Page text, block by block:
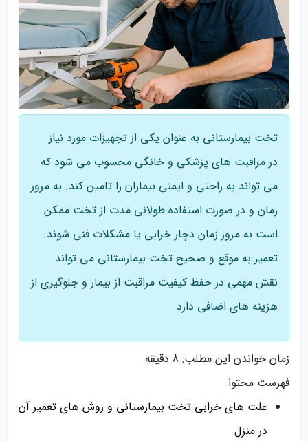
تخت بیمارستانی به عنوان یکی از تجهیزات مورد نیاز
در مراقبت‌ های پزشکی و خانگی محسوب می شود که
می تواند به راحتی و ایمنی بیماران را تامین کند. به مرور
زمان و در صورت استفاده طولانی مدت از تخت ممکن
است به مرور زمان دچار خرابی یا مشکلات فنی شوند.
تعمیر به موقع و صحیح تخت بیمارستانی می تواند
نقش مهمی در حفظ کیفیت مراقبت از بیمار و جلوگیری از
هزینه‌ های اضافی دارد.
زمان خواندن این مطلب: 8 دقیقه
فهرست محتوا
علت‌ های خرابی تخت بیمارستانی و روش‌ های تعمیر آن
در منزل